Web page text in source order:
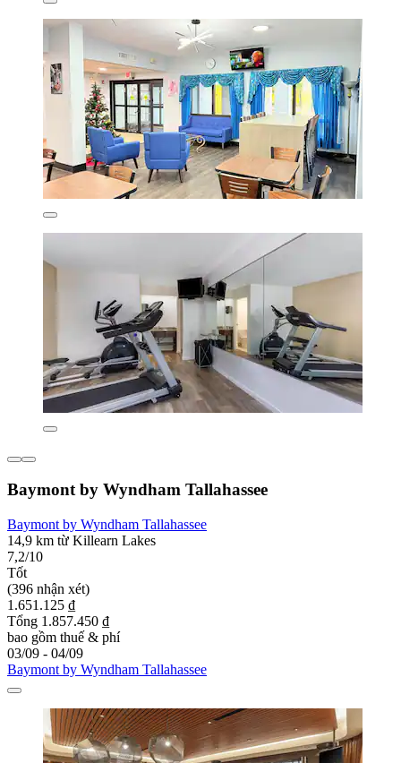
Baymont by Wyndham Tallahassee
Baymont by Wyndham Tallahassee
14,9 km từ Killearn Lakes
7,2/10
Tốt
(396 nhận xét)
1.651.125 ₫
Tổng 1.857.450 ₫
bao gồm thuế & phí
03/09 - 04/09
Baymont by Wyndham Tallahassee